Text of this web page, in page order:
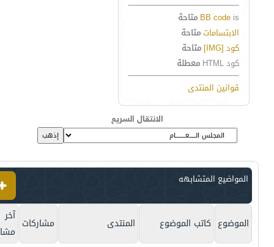
BB code is
متاحة
الابتساماتمتاحة
كود [IMG]
متاحة
كود HTML
معطلة
قوانين المنتدى
الانتقال السريع
المواضيع المتشابهه
الموضوع كاتب الموضوع المنتدى مشاركات آخر